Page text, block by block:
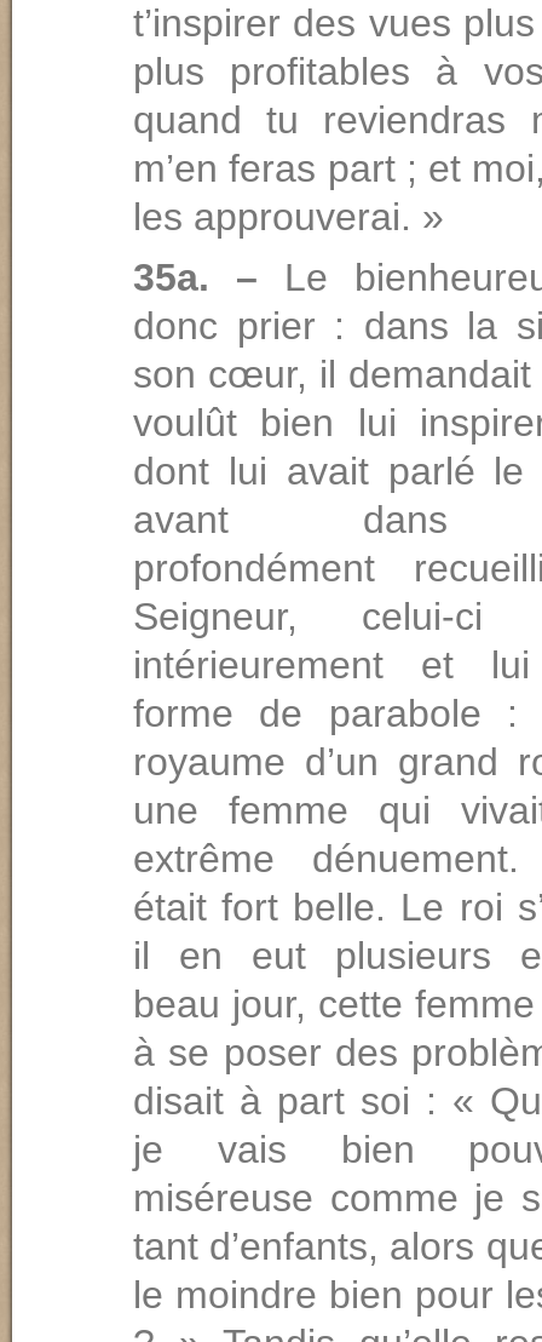
t’inspirer des vues
plus profitables à
quand tu reviendras
m’en feras part ; et
les approuverai. »
35a. – Le
donc prier : dans la
son cœur, il demandait
voulût bien lui
dont lui avait parlé le
avant dans
profondément
Seigneur, celui-
intérieurement et
forme de parabole
royaume d’un grand
une femme qui
extrême
était fort belle. Le roi
il en eut plusieurs
beau jour, cette
à se poser des
disait à part soi : «
je vais bien
miséreuse comme je
tant d’enfants, alors
le moindre bien pour